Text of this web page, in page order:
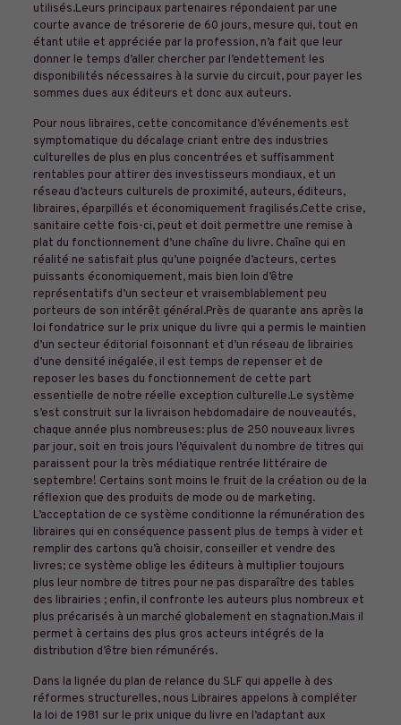
utilisés.Leurs principaux partenaires répondaient par une
courte avance de trésorerie de 60 jours, mesure qui, tout en
étant utile et appréciée par la profession, n’a fait que leur
donner le temps d’aller chercher par l’endettement les
disponibilités nécessaires à la survie du circuit, pour payer les
sommes dues aux éditeurs et donc aux auteurs.
Pour nous libraires, cette concomitance d’événements est
symptomatique du décalage criant entre des industries
culturelles de plus en plus concentrées et suffisamment
rentables pour attirer des investisseurs mondiaux, et un
réseau d’acteurs culturels de proximité, auteurs, éditeurs,
libraires, éparpillés et économiquement fragilisés.Cette crise,
sanitaire cette fois-ci, peut et doit permettre une remise à
plat du fonctionnement d’une chaîne du livre. Chaîne qui en
réalité ne satisfait plus qu’une poignée d’acteurs, certes
puissants économiquement, mais bien loin d’être
représentatifs d’un secteur et vraisemblablement peu
porteurs de son intérêt général.Près de quarante ans après la
loi fondatrice sur le prix unique du livre qui a permis le maintien
d’un secteur éditorial foisonnant et d’un réseau de librairies
d’une densité inégalée, il est temps de repenser et de
reposer les bases du fonctionnement de cette part
essentielle de notre réelle exception culturelle.Le système
s’est construit sur la livraison hebdomadaire de nouveautés,
chaque année plus nombreuses: plus de 250 nouveaux livres
par jour, soit en trois jours l’équivalent du nombre de titres qui
paraissent pour la très médiatique rentrée littéraire de
septembre! Certains sont moins le fruit de la création ou de la
réflexion que des produits de mode ou de marketing.
L’acceptation de ce système conditionne la rémunération des
libraires qui en conséquence passent plus de temps à vider et
remplir des cartons qu’à choisir, conseiller et vendre des
livres; ce système oblige les éditeurs à multiplier toujours
plus leur nombre de titres pour ne pas disparaître des tables
des librairies ; enfin, il confronte les auteurs plus nombreux et
plus précarisés à un marché globalement en stagnation.Mais il
permet à certains des plus gros acteurs intégrés de la
distribution d’être bien rémunérés.
Dans la lignée du plan de relance du SLF qui appelle à des
réformes structurelles, nous Libraires appelons à compléter
la loi de 1981 sur le prix unique du livre en l’adaptant aux